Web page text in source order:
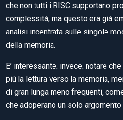
che non tutti i RISC supportano
complessità, ma questo era già
analisi incentrata sulle singole
della memoria.
E’ interessante, invece, notare
più la lettura verso la memoria,
di gran lunga meno frequenti,
che adoperano un solo